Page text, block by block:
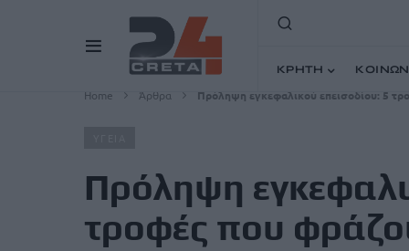
ΚΡΗΤΗ
Home
Άρθρα Πρόληψη εγκεφαλικού επεισοδίου: 5
Πρόληψη
τρoφές που